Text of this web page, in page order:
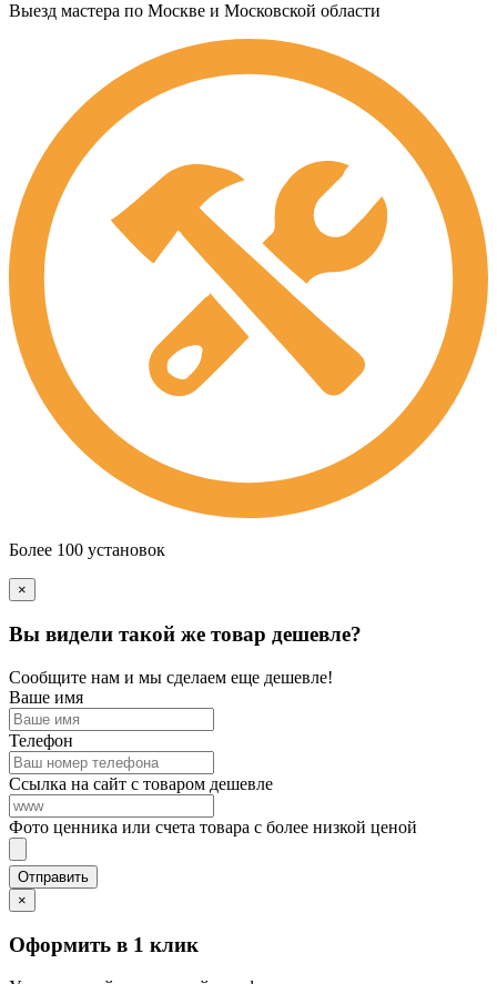
Выезд мастера по Москве и Московской области
Более 100 установок
×
Вы видели такой же товар дешевле?
Сообщите нам и мы сделаем еще дешевле!
Ваше имя
Телефон
Ссылка на сайт с товаром дешевле
Фото ценника или счета товара с более низкой ценой
×
Оформить в 1 клик